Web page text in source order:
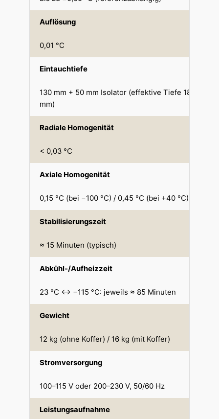
Auflösung
0,01 °C
Eintauchtiefe
130 mm + 50 mm Isolator (effektive Tiefe 180
mm)
Radiale Homogenität
< 0,03 °C
Axiale Homogenität
0,15 °C (bei −100 °C) / 0,45 °C (bei +40 °C) ¹
Stabilisierungszeit
≈ 15 Minuten (typisch)
Abkühl-/Aufheizzeit
23 °C ↔ −115 °C: jeweils ≈ 85 Minuten
Gewicht
12 kg (ohne Koffer) / 16 kg (mit Koffer)
Stromversorgung
100–115 V oder 200–230 V, 50/60 Hz
Leistungsaufnahme